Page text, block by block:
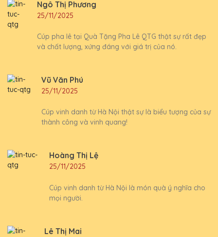
Ngô Thị Phương
25/11/2025
Cúp pha lê tại Quà Tặng Pha Lê QTG thật sự rất đẹp
và chất lượng, xứng đáng với giá trị của nó.
Vũ Văn Phú
25/11/2025
Cúp vinh danh từ Hà Nội thật sự là biểu tượng của sự
thành công và vinh quang!
Hoàng Thị Lệ
25/11/2025
Cúp vinh danh từ Hà Nội là món quà ý nghĩa cho
mọi người.
Lê Thị Mai